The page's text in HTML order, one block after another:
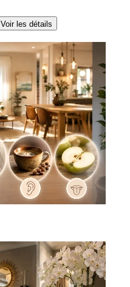
Voir les détails